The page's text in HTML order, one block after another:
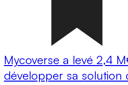
Mycoverse a levé 2,4
développer sa solution